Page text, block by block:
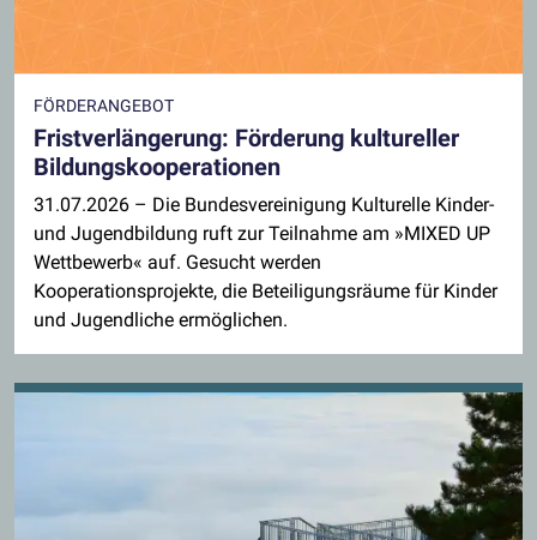
FÖRDERANGEBOT
Fristverlängerung: Förderung kultureller
Bildungskooperationen
31.07.2026 – Die Bundesvereinigung Kulturelle Kinder-
und Jugendbildung ruft zur Teilnahme am »MIXED UP
Wettbewerb« auf. Gesucht werden
Kooperationsprojekte, die Beteiligungsräume für Kinder
und Jugendliche ermöglichen.